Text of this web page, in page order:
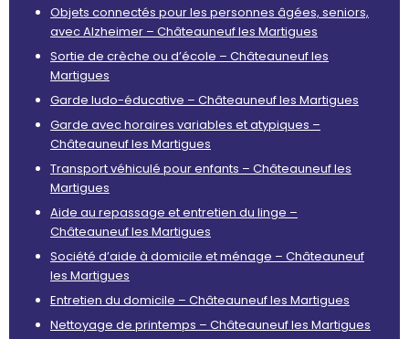
Objets connectés pour les personnes âgées, seniors,
avec Alzheimer – Châteauneuf les Martigues
Sortie de crèche ou d’école – Châteauneuf les
Martigues
Garde ludo-éducative – Châteauneuf les Martigues
Garde avec horaires variables et atypiques –
Châteauneuf les Martigues
Transport véhiculé pour enfants – Châteauneuf les
Martigues
Aide au repassage et entretien du linge –
Châteauneuf les Martigues
Société d’aide à domicile et ménage – Châteauneuf
les Martigues
Entretien du domicile – Châteauneuf les Martigues
Nettoyage de printemps – Châteauneuf les Martigues